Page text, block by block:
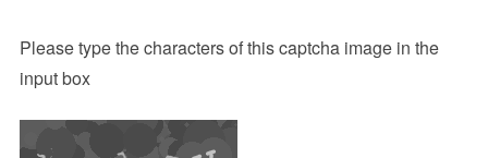
Please type the characters of this captcha image in the
input box